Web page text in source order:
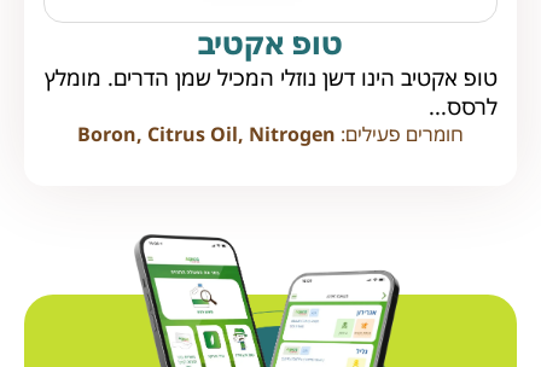
טופ אקטיב
טופ אקטיב הינו דשן נוזלי המכיל שמן הדרים. מומלץ
לרסס...
חומרים פעילים: Boron, Citrus Oil, Nitrogen